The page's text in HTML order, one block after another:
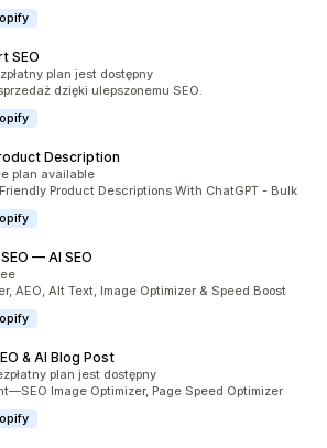
SEO
849
plan jest dostępny
dzięki ulepszonemu SEO.
Description
458
plan available
Product Descriptions With ChatGPT - Bulk
— AI SEO
2318
AEO, Alt Text, Image Optimizer & Speed Boost
& AI Blog Post
1719
plan jest dostępny
Image Optimizer, Page Speed Optimizer